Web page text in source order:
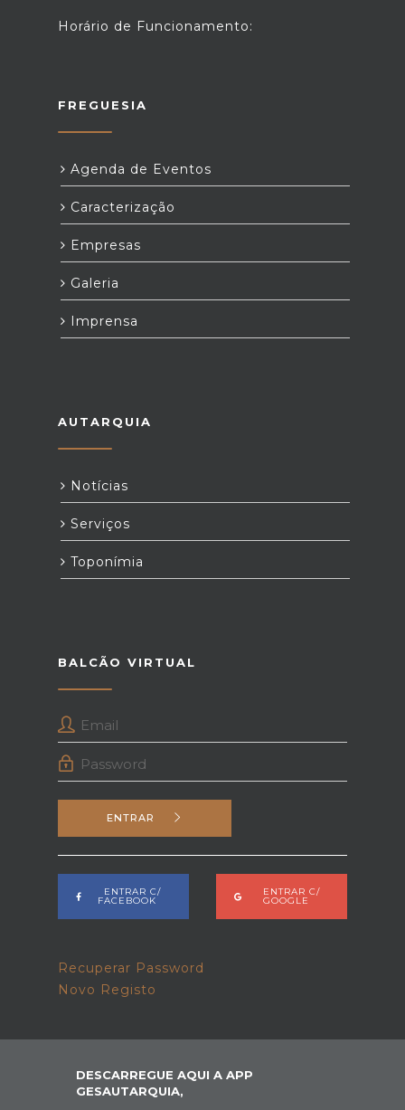
Horário de Funcionamento:
FREGUESIA
Agenda de Eventos
Caracterização
Empresas
Galeria
Imprensa
AUTARQUIA
Notícias
Serviços
Toponímia
BALCÃO VIRTUAL
ENTRAR
ENTRAR C/
FACEBOOK
ENTRAR C/
GOOGLE
Recuperar Password
Novo Registo
DESCARREGUE AQUI A APP
GESAUTARQUIA,